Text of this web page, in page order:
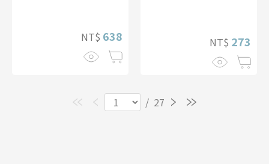
NT$ 638 NT$ 273
/ 27